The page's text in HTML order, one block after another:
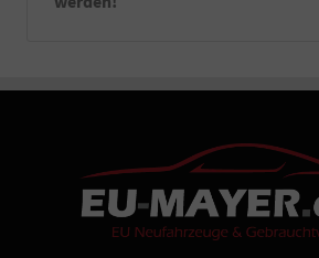
sowie
Hilfe
bei